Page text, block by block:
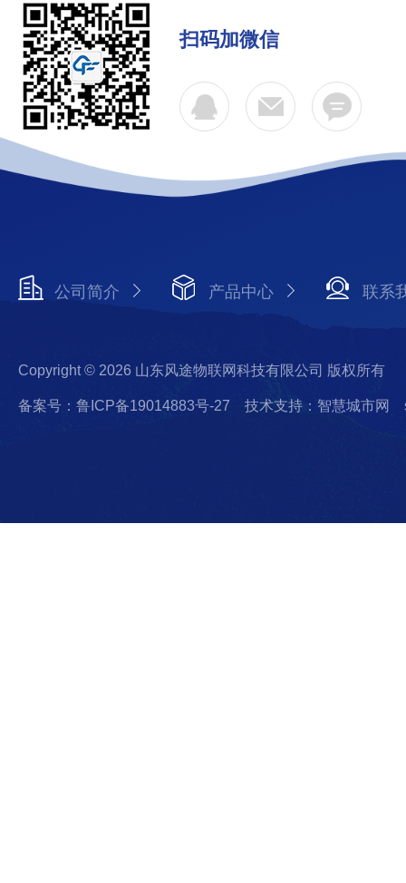
扫码加微信
公司简介 产品中心 联系
Copyright © 2026 山东风途物联网科技有限公司 版权所有
备案号：鲁ICP备19014883号-27 技术支持：智慧城市网